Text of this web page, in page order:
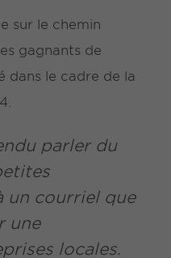
sur le chemin
gagnants de
dans le cadre de la
parler du
un courriel que
une
locales.